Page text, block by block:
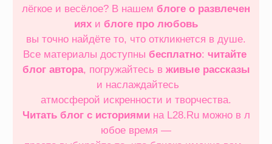
лёгкое и весёлое? В нашем блоге о развлечен
иях и блоге про любовь
вы точно найдёте то, что откликнется в душе.
Все материалы доступны бесплатно: читайте
блог автора, погружайтесь в живые рассказы
и наслаждайтесь
атмосферой искренности и творчества.
Читать блог с историямина L28.Ru можно в л
юбое время —